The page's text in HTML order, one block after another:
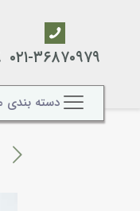
۰۲۱-۳۶۸۷۰۹۷۹
دسته بندی